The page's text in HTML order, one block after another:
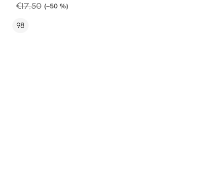
€17,50 (–50 %)
98